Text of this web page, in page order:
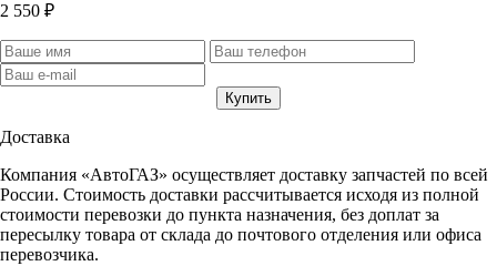
2 550 ₽
Доставка
Компания «АвтоГАЗ» осуществляет доставку запчастей по всей
России. Стоимость доставки рассчитывается исходя из полной
стоимости перевозки до пункта назначения, без доплат за
пересылку товара от склада до почтового отделения или офиса
перевозчика.